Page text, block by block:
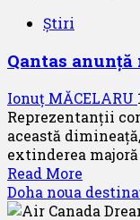
rute
anulate
de
la
Știri
Qantas
Ionuț MĂCELARU
Reprezentanții
această
extinderea
Read More
more
about
Doha noua